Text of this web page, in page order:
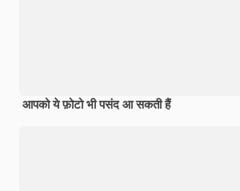
आपको ये फ़ोटो भी पसंद आ सकती हैं